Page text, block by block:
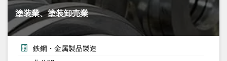
塗装業、塗装卸売業
鉄鋼・金属製品製造